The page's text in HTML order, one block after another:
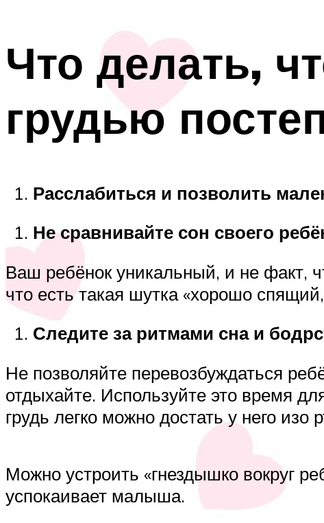
Что делать,
грудью
Расслабиться и позволить
Не сравнивайте сон своего
Ваш ребёнок уникальный, и не факт,
что есть такая шутка «хорошо
Следите за ритмами сна и
Не позволяйте перевозбуждаться
отдыхайте. Используйте это время
грудь легко можно достать у него
Можно устроить «гнездышко вокруг
успокаивает малыша.